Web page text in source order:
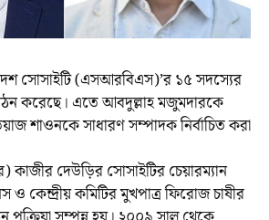
সোসাইটি (এসআরবিএস)’র ১৫ সদস্যের
গঠন করেছে। এতে আবদুল্লাহ মজুমদারকে
শাওনকে সাধারণ সম্পাদক নির্বাচিত করা
কাজীর দেউড়ির সোসাইটির চেয়ারম্যান
কেন্দ্রীয় কমিটির মুখপাত্র ফিরোজ চাষীর